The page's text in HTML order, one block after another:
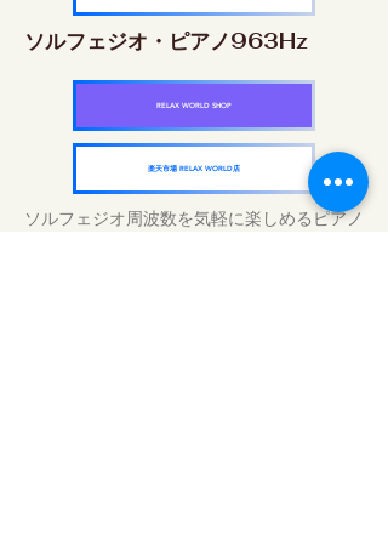
ソルフェジオ・ピアノ963Hz
RELAX WORLD SHOP
楽天市場 RELAX WORLD店
ソルフェジオ周波数を気軽に楽しめるピアノ